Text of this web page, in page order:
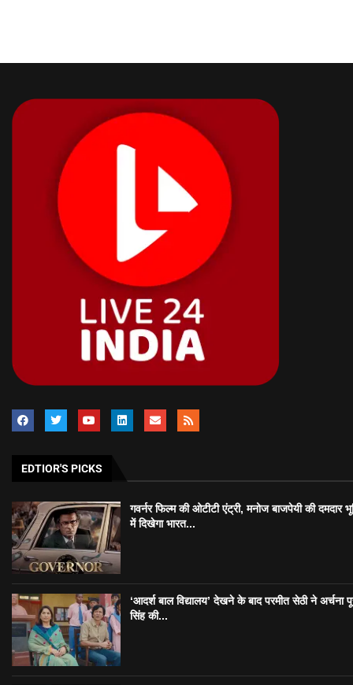
EDTIOR'S PICKS
गवर्नर फिल्म की ओटीटी एंट्री, मनोज बाजपेयी की दमदार
में दिखेगा भारत...
‘आदर्श बाल विद्यालय’ देखने के बाद परमीत सेठी ने अर्चना
सिंह की...